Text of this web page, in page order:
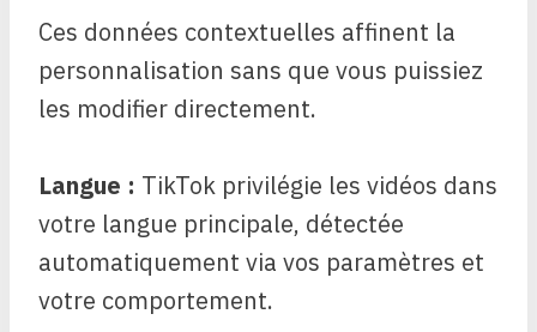
Ces données contextuelles affinent la
personnalisation sans que vous puissiez
les modifier directement.
Langue : TikTok privilégie les vidéos dans
votre langue principale, détectée
automatiquement via vos paramètres et
votre comportement.